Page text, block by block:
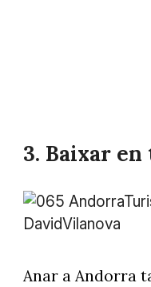
3. Baixar
Anar a Andorra